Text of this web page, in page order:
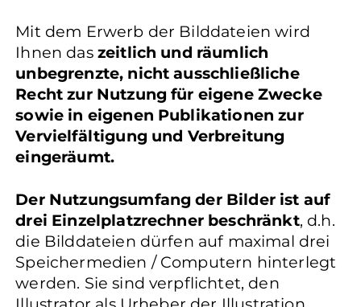
Mit dem Erwerb der Bilddateien wird
Ihnen das zeitlich und räumlich
unbegrenzte, nicht ausschließliche
Recht zur Nutzung für eigene Zwecke
sowie in eigenen Publikationen zur
Vervielfältigung und Verbreitung
eingeräumt.
Der Nutzungsumfang der Bilder ist auf
drei Einzelplatzrechner beschränkt, d.h.
die Bilddateien dürfen auf maximal drei
Speichermedien / Computern hinterlegt
werden. Sie sind verpflichtet, den